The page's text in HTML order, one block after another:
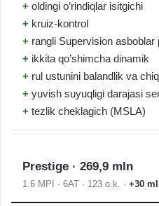
+ oldingi o’rindiqlar isitgichi
+ kruiz-kontrol
+ rangli Supervision asboblar
+ ikkita qo’shimcha dinamik
+ rul ustunini balandlik va
+ yuvish suyuqligi darajasi
+ tezlik cheklagich (MSLA)
Prestige · 269,9 mln
1.6 MPI · 6AT · 123 o.k. · +30